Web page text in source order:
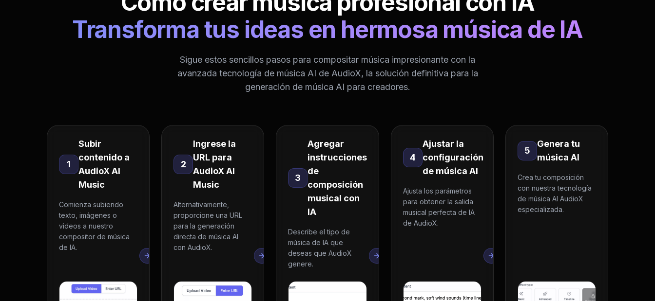
Transforma tus ideas en hermosa música de IA
Sigue estos sencillos pasos para compositar música impresionante con la
avanzada tecnología de música AI de AudioX, la solución definitiva para la
generación de música AI para creadores.
1
Subir
contenido a
AudioX AI
Music
Comienza subiendo
texto, imágenes o
videos a nuestro
compositor de música
de IA.
2
Ingrese la
URL para
AudioX AI
Music
Alternativamente,
proporcione una URL
para la generación
directa de música AI
con AudioX.
3
Agregar
instrucciones
de
composición
musical con
IA
Describe el tipo de
música de IA que
deseas que AudioX
genere.
4
Ajustar la
configuración
de música AI
Ajusta los parámetros
para obtener la salida
musical perfecta de IA
de AudioX.
5
Genera tu
música AI
Crea tu composición
con nuestra tecnología
de música AI AudioX
especializada.